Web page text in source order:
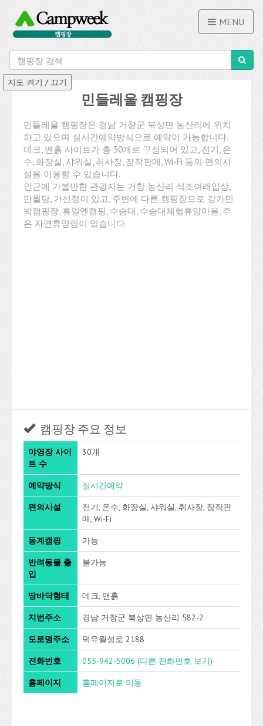
MENU
민들레울 캠핑장
민들레울 캠핑장은 경남 거창군 북상면 농산리에 위치
하고 있으며 실시간예약방식으로 예약이 가능합니다.
데크, 맨흙 사이트가 총 30개로 구성되어 있고, 전기, 온
수, 화장실, 샤워실, 취사장, 장작판매, Wi-Fi 등의 편의시
설을 이용할 수 있습니다.
인근에 가볼만한 관광지는 거창 농산리 석조여래입상,
만월당, 가선정이 있고, 주변에 다른 캠핑장으로 강가민
박캠핑장, 휴일엔캠핑, 수승대, 수승대체험휴양마을, 주
은 자연휴양림이 있습니다.
캠핑장 주요 정보
야영장 사이
트 수
30개
예약방식 실시간예약
편의시설
전기, 온수, 화장실, 샤워실, 취사장, 장작판
매, Wi-Fi
동계캠핑 가능
반려동물 출
입
불가능
땅바닥형태 데크, 맨흙
지번주소 경남 거창군 북상면 농산리 582-2
도로명주소 덕유월성로 2188
전화번호 055-942-5006 (다른 전화번호 보기)
홈페이지 홈페이지로 이동